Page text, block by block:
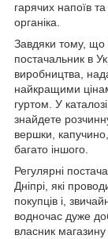
гарячих напоїв
органіка.
Завдяки тому,
постачальник в
виробництва,
найкращими
гуртом. У
знайдете
вершки, капучино,
багато іншого.
Регулярні
Дніпрі, які
покупців і,
водночас дуже
власник